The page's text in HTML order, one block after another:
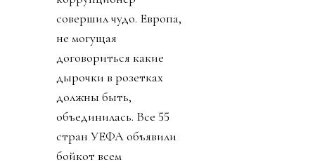
совершил чудо. Европа,
не могущая
договориться какие
дырочки в розетках
должны быть,
объединилась. Все 55
стран УЕФА объявили
бойкот всем